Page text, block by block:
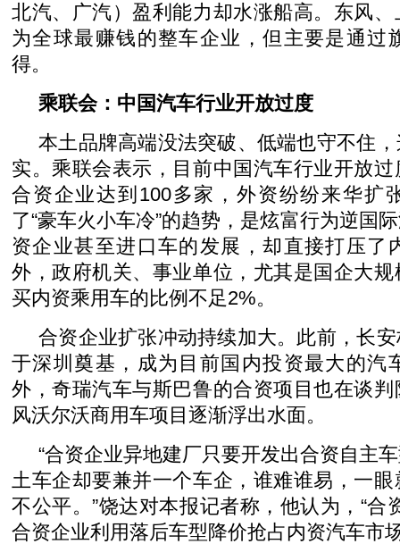
北汽、广汽）盈利能力却水涨船高。东风
为全球最赚钱的整车企业，但主要是通过
得。
乘联会：中国汽车行业开放过度
本土品牌高端没法突破、低端也守不住
实。乘联会表示，目前中国汽车行业开放
合资企业达到100多家，外资纷纷来华扩
了“豪车火小车冷”的趋势，是炫富行为逆国
资企业甚至进口车的发展，却直接打压了
外，政府机关、事业单位，尤其是国企大
买内资乘用车的比例不足2%。
合资企业扩张冲动持续加大。此前，长
于深圳奠基，成为目前国内投资最大的汽
外，奇瑞汽车与斯巴鲁的合资项目也在谈
风沃尔沃商用车项目逐渐浮出水面。
“合资企业异地建厂只要开发出合资自主
土车企却要兼并一个车企，谁难谁易，一
不公平。”饶达对本报记者称，他认为，“合
合资企业利用落后车型降价抢占内资汽车市